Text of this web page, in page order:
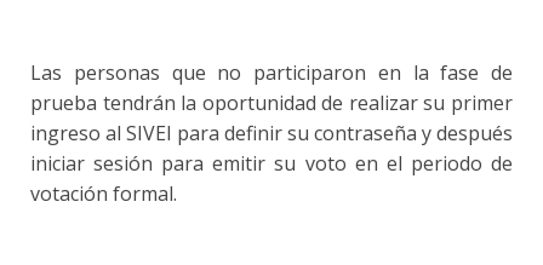
Las personas que no participaron en la fase de
prueba tendrán la oportunidad de realizar su primer
ingreso al SIVEI para definir su contraseña y después
iniciar sesión para emitir su voto en el periodo de
votación formal.